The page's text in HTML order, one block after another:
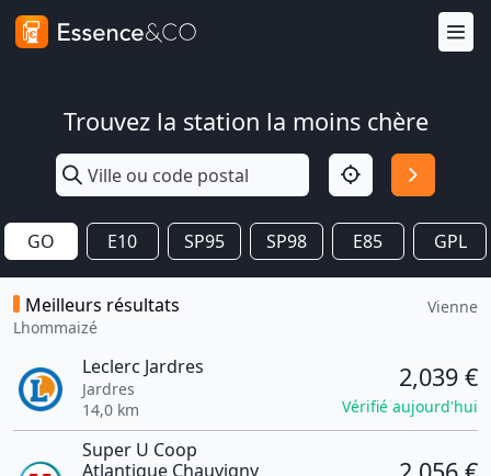
Trouvez la station la moins chère
GO E10 SP95 SP98 E85 GPL
Meilleurs résultats
Lhommaizé
Vienne
Leclerc Jardres
Jardres
14,0 km
2,039 €
Vérifié aujourd'hui
Super U Coop
Atlantique Chauvigny